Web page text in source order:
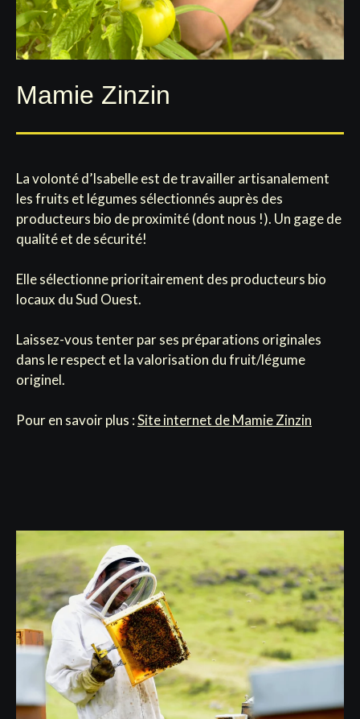
Mamie Zinzin
La volonté d’Isabelle est de travailler artisanalement
les fruits et légumes sélectionnés auprès des
producteurs bio de proximité (dont nous !). Un gage de
qualité et de sécurité!
Elle sélectionne prioritairement des producteurs bio
locaux du Sud Ouest.
Laissez-vous tenter par ses préparations originales
dans le respect et la valorisation du fruit/légume
originel.
Pour en savoir plus :Site internet de Mamie Zinzin